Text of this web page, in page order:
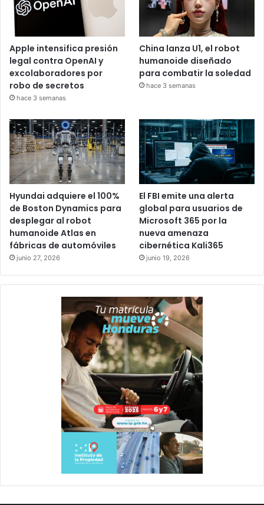
Apple intensifica presión
legal contra OpenAI y
excolaboradores por
robo de secretos
hace 3 semanas
China lanza U1, el robot
humanoide diseñado
para combatir la soledad
hace 3 semanas
Hyundai adquiere el 100%
de Boston Dynamics para
desplegar al robot
humanoide Atlas en
fábricas de automóviles
junio 27, 2026
El FBI emite una alerta
global para usuarios de
Microsoft 365 por la
nueva amenaza
cibernética Kali365
junio 19, 2026